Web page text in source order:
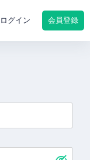
ログイン 会員登録